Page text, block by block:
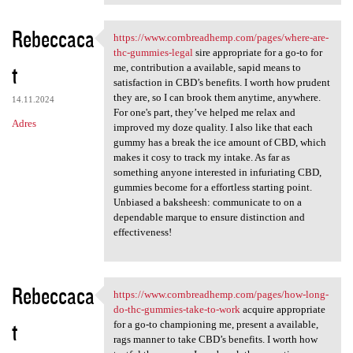
Rebeccaca
t
14.11.2024
Adres
https://www.cornbreadhemp.com
https://www.cornbreadhemp.com/pages/where-are-
thc-gummies-legalsire appropriate for a go-to for
me, contribution a available, sapid means to
satisfaction in CBD’s benefits. I worth how prudent
they are, so I can brook them anytime, anywhere.
For one's part, they’ve helped me relax and
improved my doze quality. I also like that each
gummy has a break the ice amount of CBD, which
makes it cosy to track my intake. As far as
something anyone interested in infuriating CBD,
gummies become for a effortless starting point.
Unbiased a baksheesh: communicate to on a
dependable marque to ensure distinction and
effectiveness!
Rebeccaca
t
https://www.cornbreadhemp.com
https://www.cornbreadhemp.com/pages/how-long-
do-thc-gummies-take-to-work acquire appropriate
for a go-to championing me, present a available,
rags manner to take CBD’s benefits. I worth how